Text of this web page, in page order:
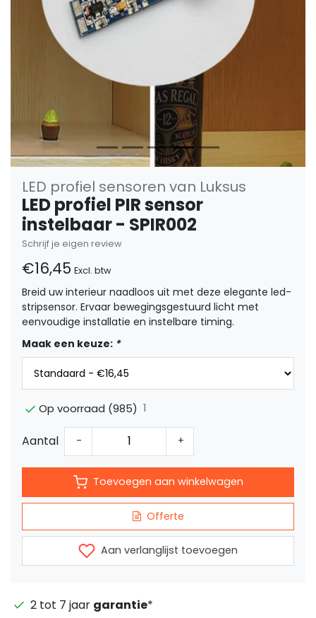
LED profiel sensoren van Luksus
LED profiel PIR sensor
instelbaar - SPIR002
Schrijf je eigen review
€16,45 Excl. btw
Breid uw interieur naadloos uit met deze elegante led-
stripsensor. Ervaar bewegingsgestuurd licht met
eenvoudige installatie en instelbare timing.
Maak een keuze: *
Op voorraad (985) 1
Aantal - +
Toevoegen aan winkelwagen
Offerte
Aan verlanglijst toevoegen
2 tot 7 jaar garantie*